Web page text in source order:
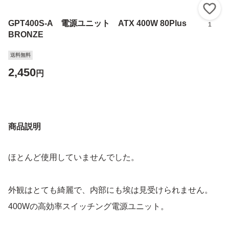
GPT400S-A 電源ユニット ATX 400W 80Plus
BRONZE
1
送料無料
2,450円
商品説明
ほとんど使用していませんでした。
外観はとても綺麗で、内部にも埃は見受けられません。
400Wの高効率スイッチング電源ユニット。